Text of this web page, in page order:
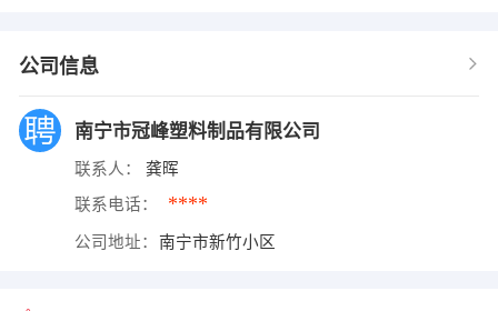
公司信息
南宁市冠峰塑料制品有限公司
联系人： 龚晖
联系电话： ****
公司地址： 南宁市新竹小区